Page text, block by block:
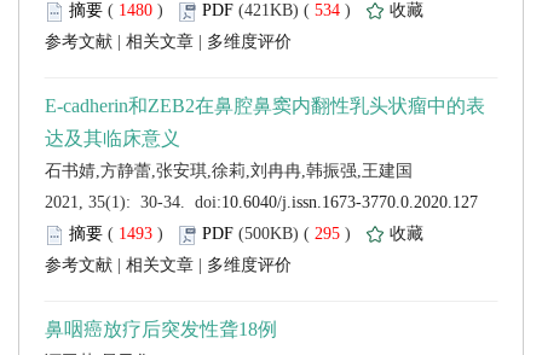
( ) 534 )
( ) 295 )